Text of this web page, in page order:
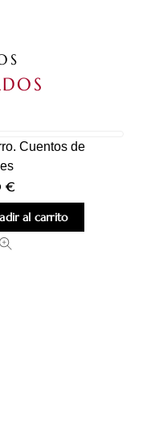
Cuentos de
€
al carrito